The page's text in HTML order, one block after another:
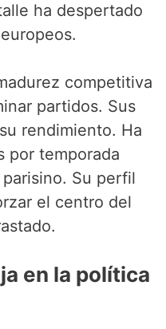
ha despertado
competitiva
partidos. Sus
rendimiento. Ha
por temporada
Su perfil
el centro del
en la política